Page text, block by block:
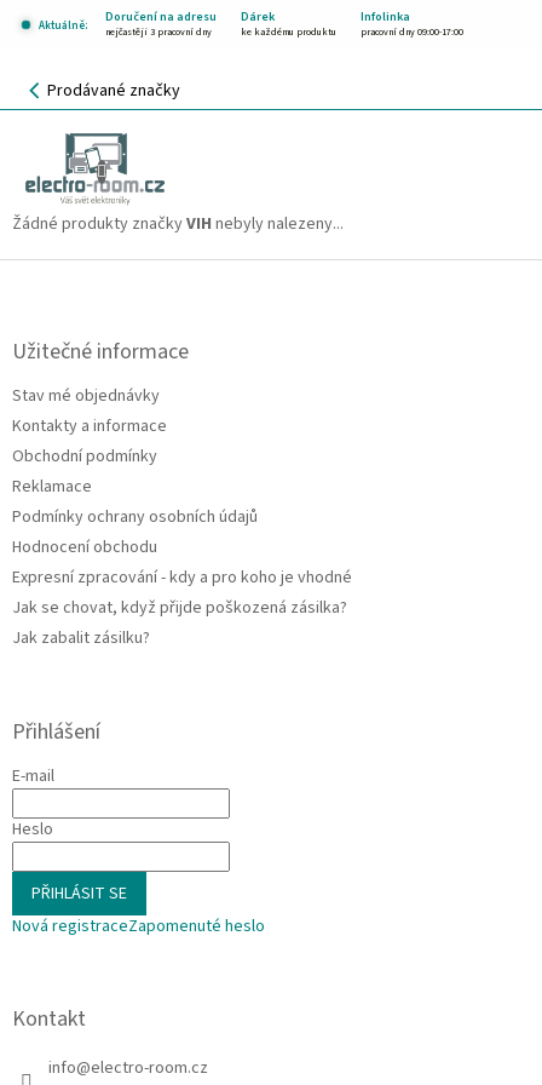
Aktuálně:
Doručení na adresu Dárek Infolinka
nejčastěji 3 pracovní dny ke každému produktu pracovní dny 09:00-17:00
NÁKUPNÍ
KOŠÍK
Prodávané značky
Žádné produkty značkyVIH nebyly nalezeny...
Z
Užitečné informace
Stav mé objednávky
Kontakty a informace
Obchodní podmínky
Reklamace
Podmínky ochrany osobních údajů
Hodnocení obchodu
Expresní zpracování - kdy a pro koho je vhodné
Jak se chovat, když přijde poškozená zásilka?
Jak zabalit zásilku?
Přihlášení
E-mail
Heslo
PŘIHLÁSIT SE
Nová registraceZapomenuté heslo
Kontakt
info@electro-room.cz